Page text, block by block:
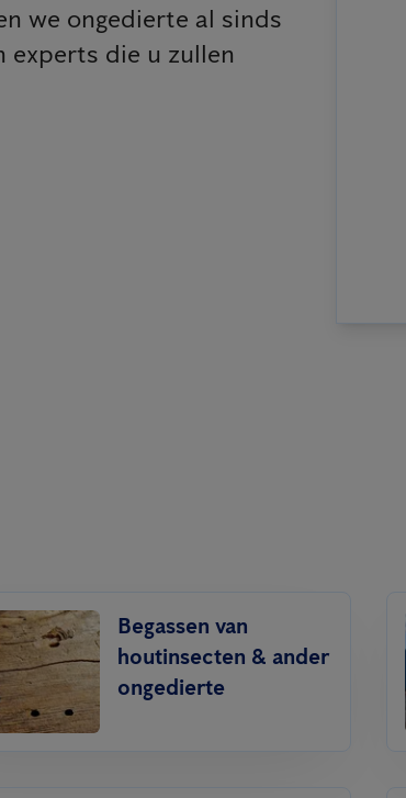
we ongedierte al sinds
experts die u zullen
Begassen van
houtinsecten & ander
ongedierte